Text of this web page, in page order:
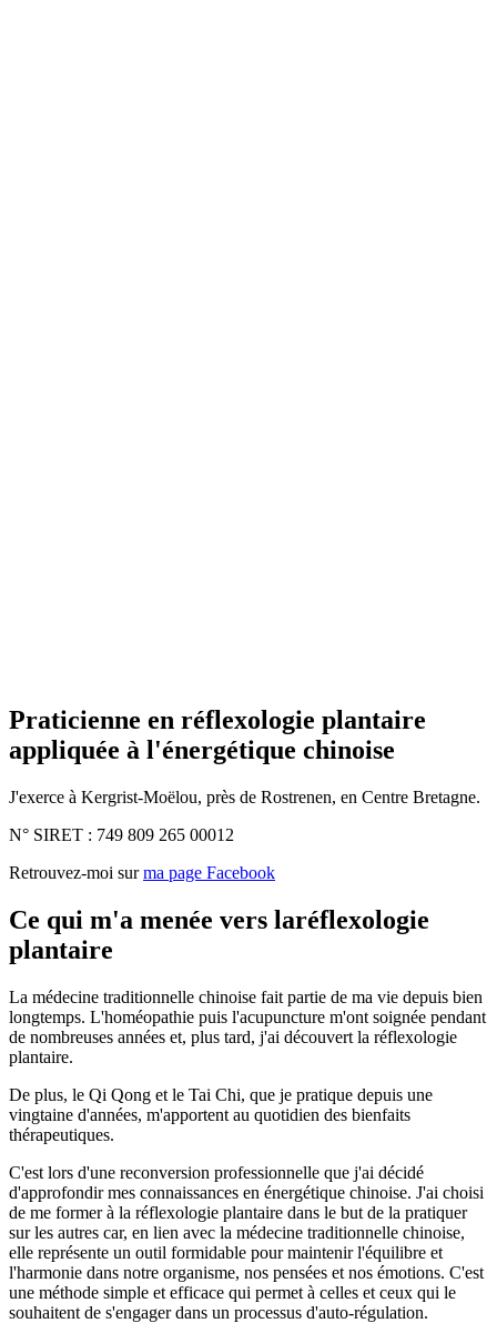
Praticienne en réflexologie plantaire
appliquée à l'énergétique chinoise
J'exerce à Kergrist-Moëlou, près de Rostrenen, en Centre Bretagne.
N° SIRET : 749 809 265 00012
Retrouvez-moi sur ma page Facebook
Ce qui m'a menée vers laréflexologie
plantaire
La médecine traditionnelle chinoise fait partie de ma vie depuis bien
longtemps. L'homéopathie puis l'acupuncture m'ont soignée pendant
de nombreuses années et, plus tard, j'ai découvert la réflexologie
plantaire.
De plus, le Qi Qong et le Tai Chi, que je pratique depuis une
vingtaine d'années, m'apportent au quotidien des bienfaits
thérapeutiques.
C'est lors d'une reconversion professionnelle que j'ai décidé
d'approfondir mes connaissances en énergétique chinoise. J'ai choisi
de me former à la réflexologie plantaire dans le but de la pratiquer
sur les autres car, en lien avec la médecine traditionnelle chinoise,
elle représente un outil formidable pour maintenir l'équilibre et
l'harmonie dans notre organisme, nos pensées et nos émotions. C'est
une méthode simple et efficace qui permet à celles et ceux qui le
souhaitent de s'engager dans un processus d'auto-régulation.